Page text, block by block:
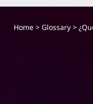
o
Home> Glossary>